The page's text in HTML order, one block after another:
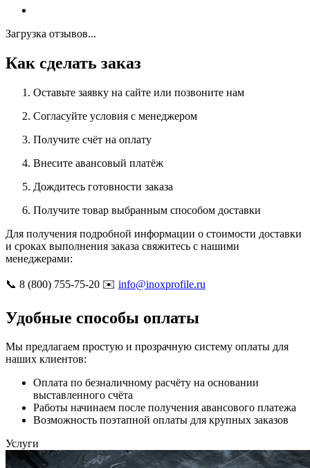
Загрузка отзывов...
Как сделать заказ
Оставьте заявку на сайте или позвоните нам
Согласуйте условия с менеджером
Получите счёт на оплату
Внесите авансовый платёж
Дождитесь готовности заказа
Получите товар выбранным способом доставки
Для получения подробной информации о стоимости доставки
и сроках выполнения заказа свяжитесь с нашими
менеджерами:
📞 8 (800) 755-75-20 ✉️ info@inoxprofile.ru
Удобные способы оплаты
Мы предлагаем простую и прозрачную систему оплаты для
наших клиентов:
Оплата по безналичному расчёту на основании
выставленного счёта
Работы начинаем после получения авансового платежа
Возможность поэтапной оплаты для крупных заказов
Услуги